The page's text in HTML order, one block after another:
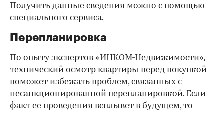
Получить данные сведения можно с помощью
специального сервиса.
Перепланировка
По опыту экспертов «ИНКОМ-Недвижимости»,
технический осмотр квартиры перед покупкой
поможет избежать проблем, связанных с
несанкционированной перепланировкой. Если
факт ее проведения всплывет в будущем, то